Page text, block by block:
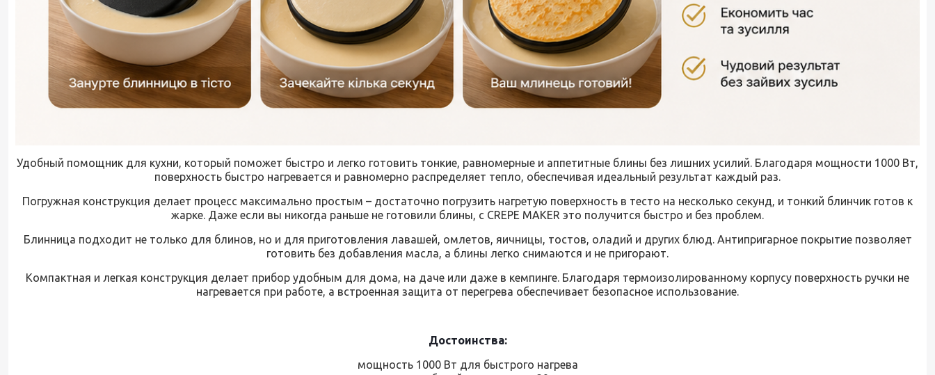
Удобный помощник для кухни, который поможет быстро и легко готовить тонкие, равномерные и аппетитные блины без лишних усилий. Благодаря мощности 1000 Вт,
поверхность быстро нагревается и равномерно распределяет тепло, обеспечивая идеальный результат каждый раз.
Погружная конструкция делает процесс максимально простым – достаточно погрузить нагретую поверхность в тесто на несколько секунд, и тонкий блинчик готов к
жарке. Даже если вы никогда раньше не готовили блины, с CREPE MAKER это получится быстро и без проблем.
Блинница подходит не только для блинов, но и для приготовления лавашей, омлетов, яичницы, тостов, оладий и других блюд. Антипригарное покрытие позволяет
готовить без добавления масла, а блины легко снимаются и не пригорают.
Компактная и легкая конструкция делает прибор удобным для дома, на даче или даже в кемпинге. Благодаря термоизолированному корпусу поверхность ручки не
нагревается при работе, а встроенная защита от перегрева обеспечивает безопасное использование.
Достоинства:
мощность 1000 Вт для быстрого нагрева